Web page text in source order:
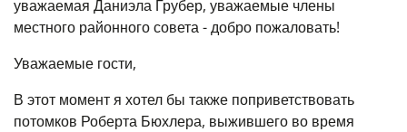
уважаемая Даниэла Грубер, уважаемые члены
местного районного совета - добро пожаловать!
Уважаемые гости,
В этот момент я хотел бы также поприветствовать
потомков Роберта Бюхлера, выжившего во время